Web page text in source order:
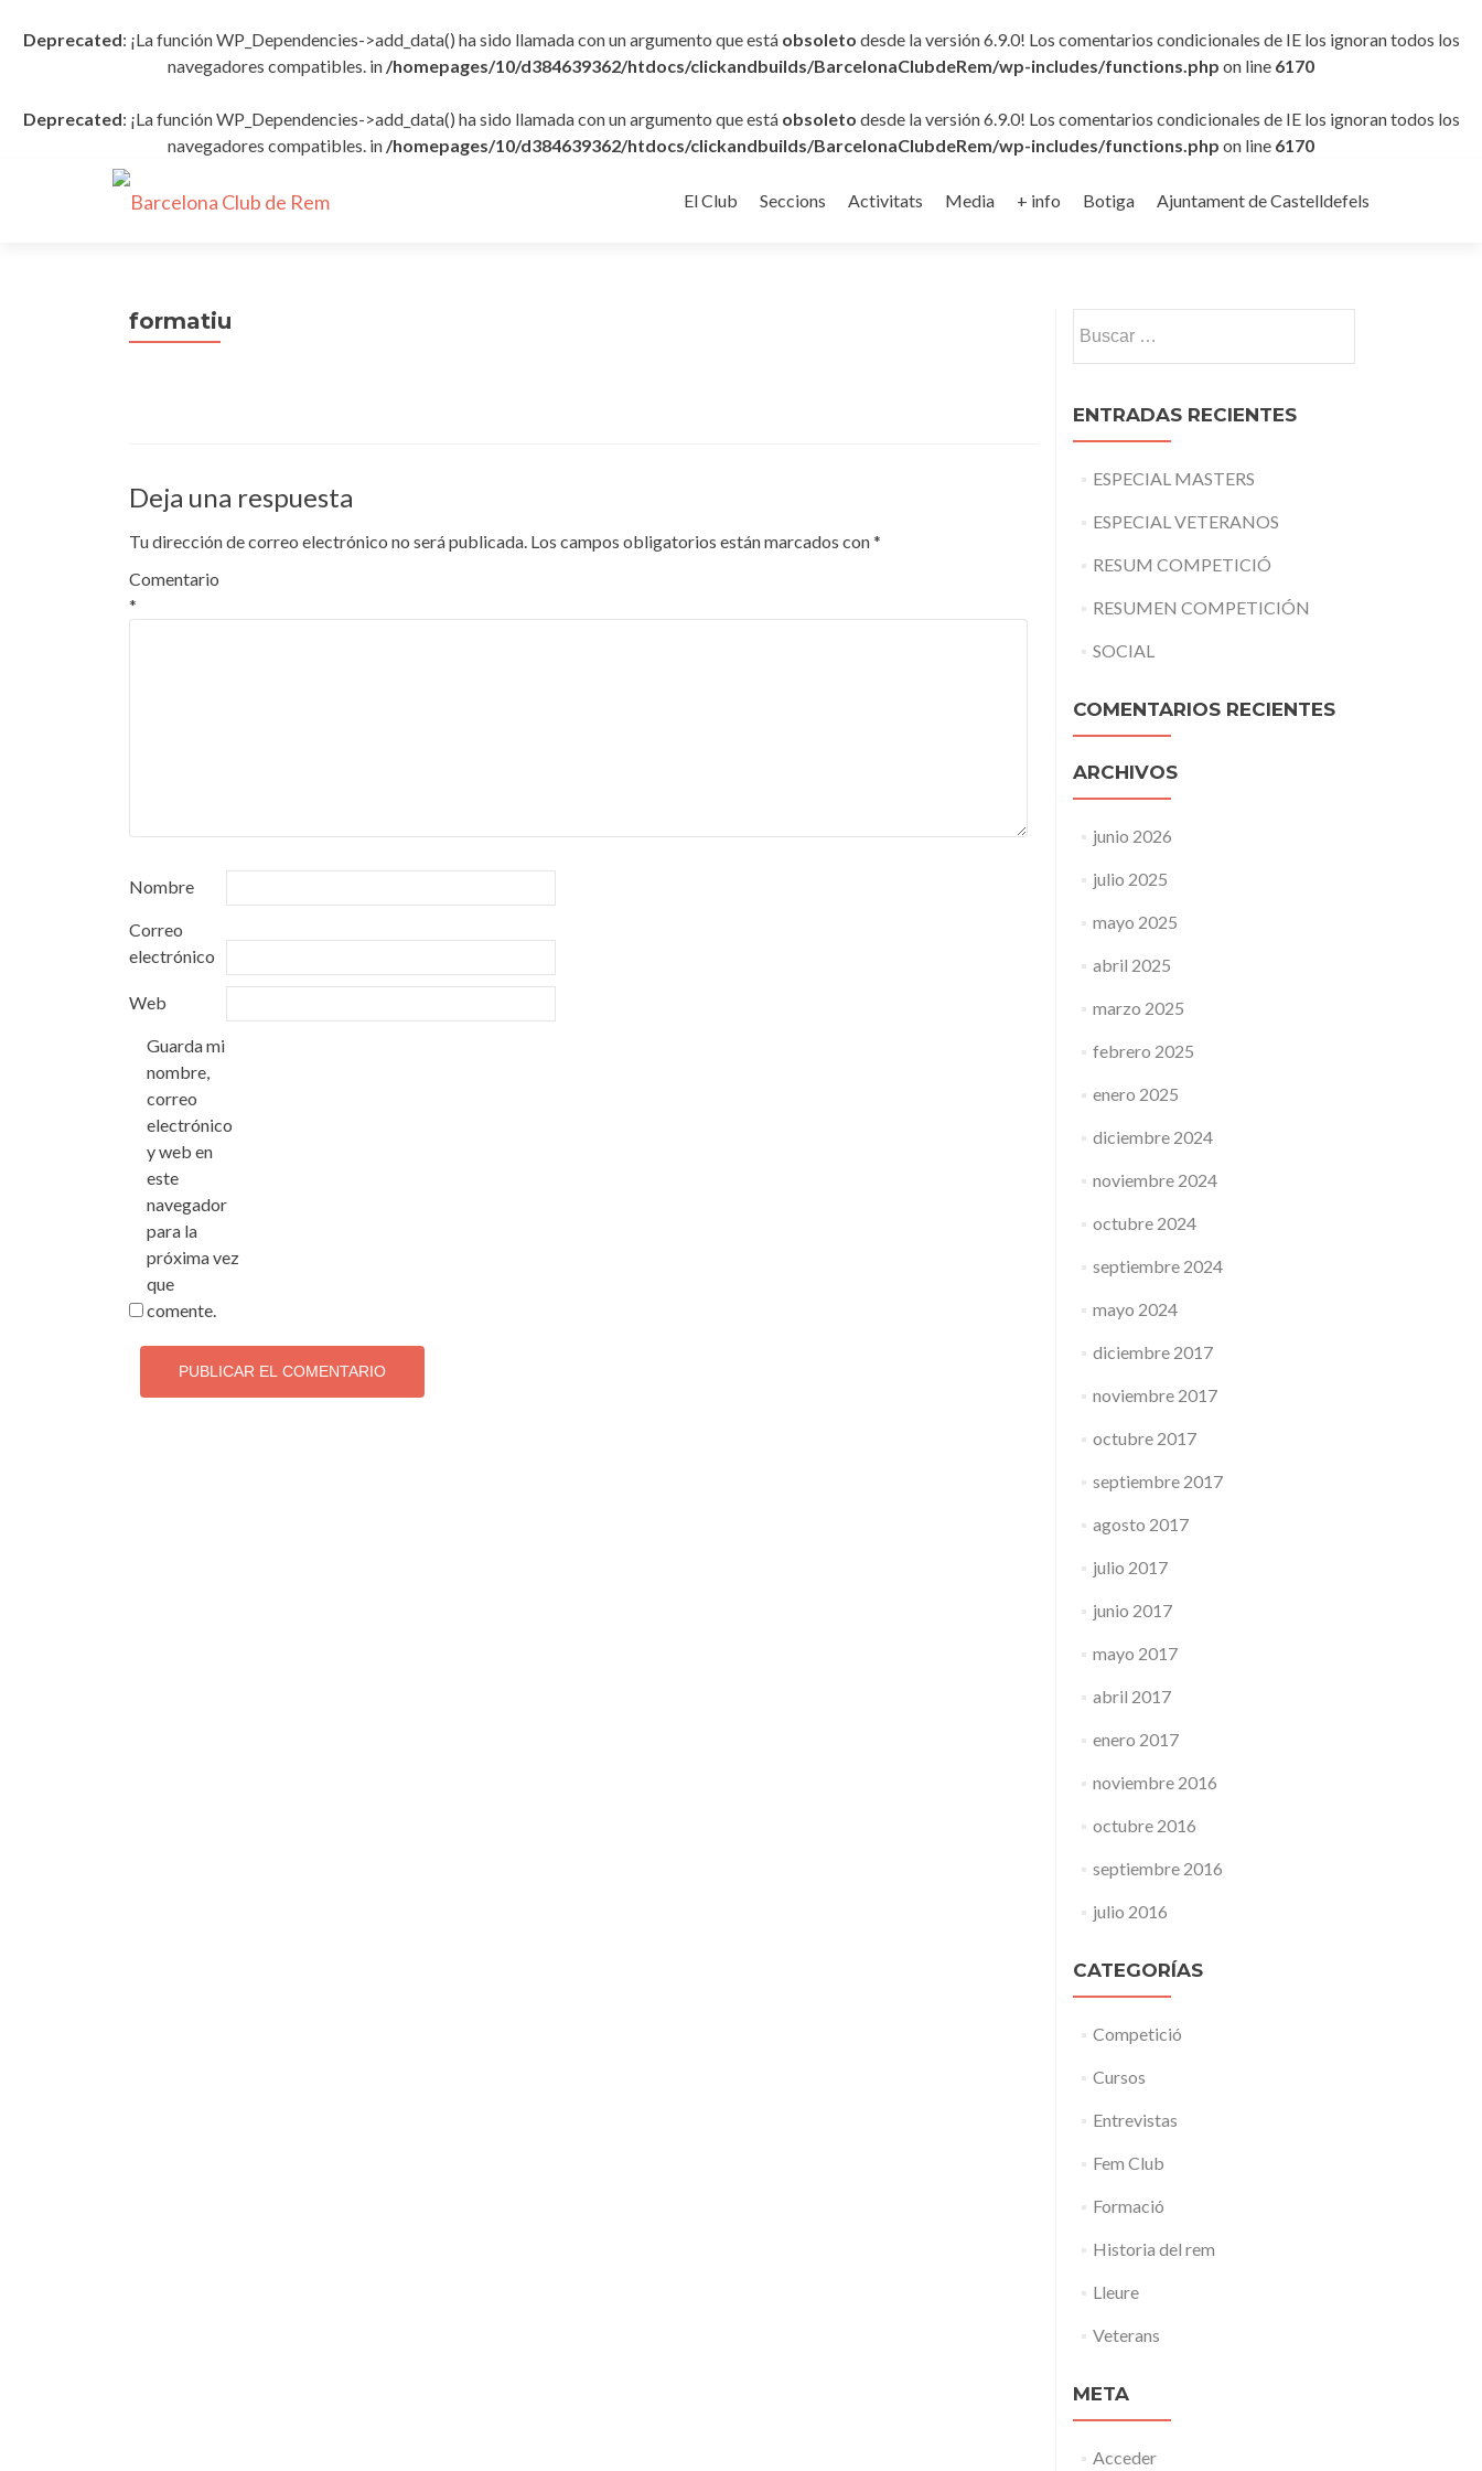
Deprecated: ¡La función WP_Dependencies->add_data() ha sido llamada con un argumento que está obsoleto desde la versión 6.9.0! Los comentarios condicionales de IE los ignoran todos los
navegadores compatibles. in /homepages/10/d384639362/htdocs/clickandbuilds/BarcelonaClubdeRem/wp-includes/functions.php on line 6170
Deprecated: ¡La función WP_Dependencies->add_data() ha sido llamada con un argumento que está obsoleto desde la versión 6.9.0! Los comentarios condicionales de IE los ignoran todos los
navegadores compatibles. in /homepages/10/d384639362/htdocs/clickandbuilds/BarcelonaClubdeRem/wp-includes/functions.php on line 6170
al
El Club Seccions Activitats Media + info Botiga Ajuntament de Castelldefels
formatiu
Deja una respuesta
Tu dirección de correo electrónico no será publicada. Los campos obligatorios están marcados con*
Comentario
*
Nombre
Correo
electrónico
Web
Guarda mi
nombre,
correo
electrónico
y web en
este
navegador
para la
próxima vez
que
comente.
ENTRADAS RECIENTES
ESPECIAL MASTERS
ESPECIAL VETERANOS
RESUM COMPETICIÓ
RESUMEN COMPETICIÓN
SOCIAL
COMENTARIOS RECIENTES
ARCHIVOS
junio 2026
julio 2025
mayo 2025
abril 2025
marzo 2025
febrero 2025
enero 2025
diciembre 2024
noviembre 2024
octubre 2024
septiembre 2024
mayo 2024
diciembre 2017
noviembre 2017
octubre 2017
septiembre 2017
agosto 2017
julio 2017
junio 2017
mayo 2017
abril 2017
enero 2017
noviembre 2016
octubre 2016
septiembre 2016
julio 2016
CATEGORÍAS
Competició
Cursos
Entrevistas
Fem Club
Formació
Historia del rem
Lleure
Veterans
META
Acceder